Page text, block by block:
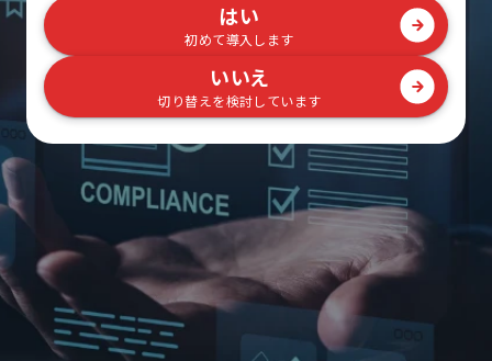
はい
初めて導入します
いいえ
切り替えを検討しています